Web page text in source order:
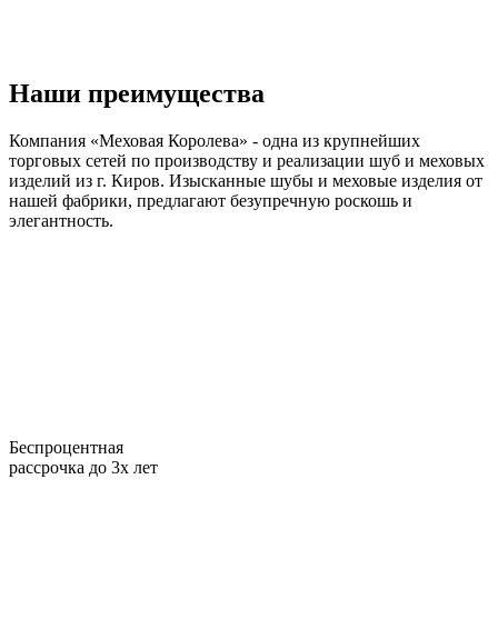
Наши преимущества
Компания «Меховая Королева» - одна из крупнейших
торговых сетей по производству и реализации шуб и меховых
изделий из г. Киров. Изысканные шубы и меховые изделия от
нашей фабрики, предлагают безупречную роскошь и
элегантность.
Беспроцентная
рассрочка до 3х лет